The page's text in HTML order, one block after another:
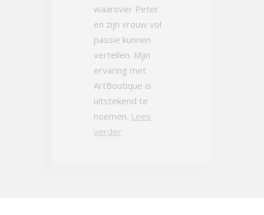
waarover Peter
en zijn vrouw vol
passie kunnen
vertellen. Mjin
ervaring met
ArtBoutique is
uitstekend te
noemen. Lees
verder